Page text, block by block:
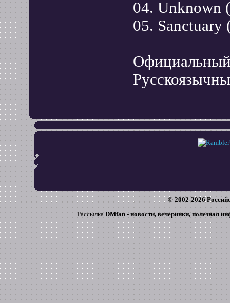
04. Unknown
05.
© 2002-2026
Рассылка DMfan - новости, вечеринки, полезная